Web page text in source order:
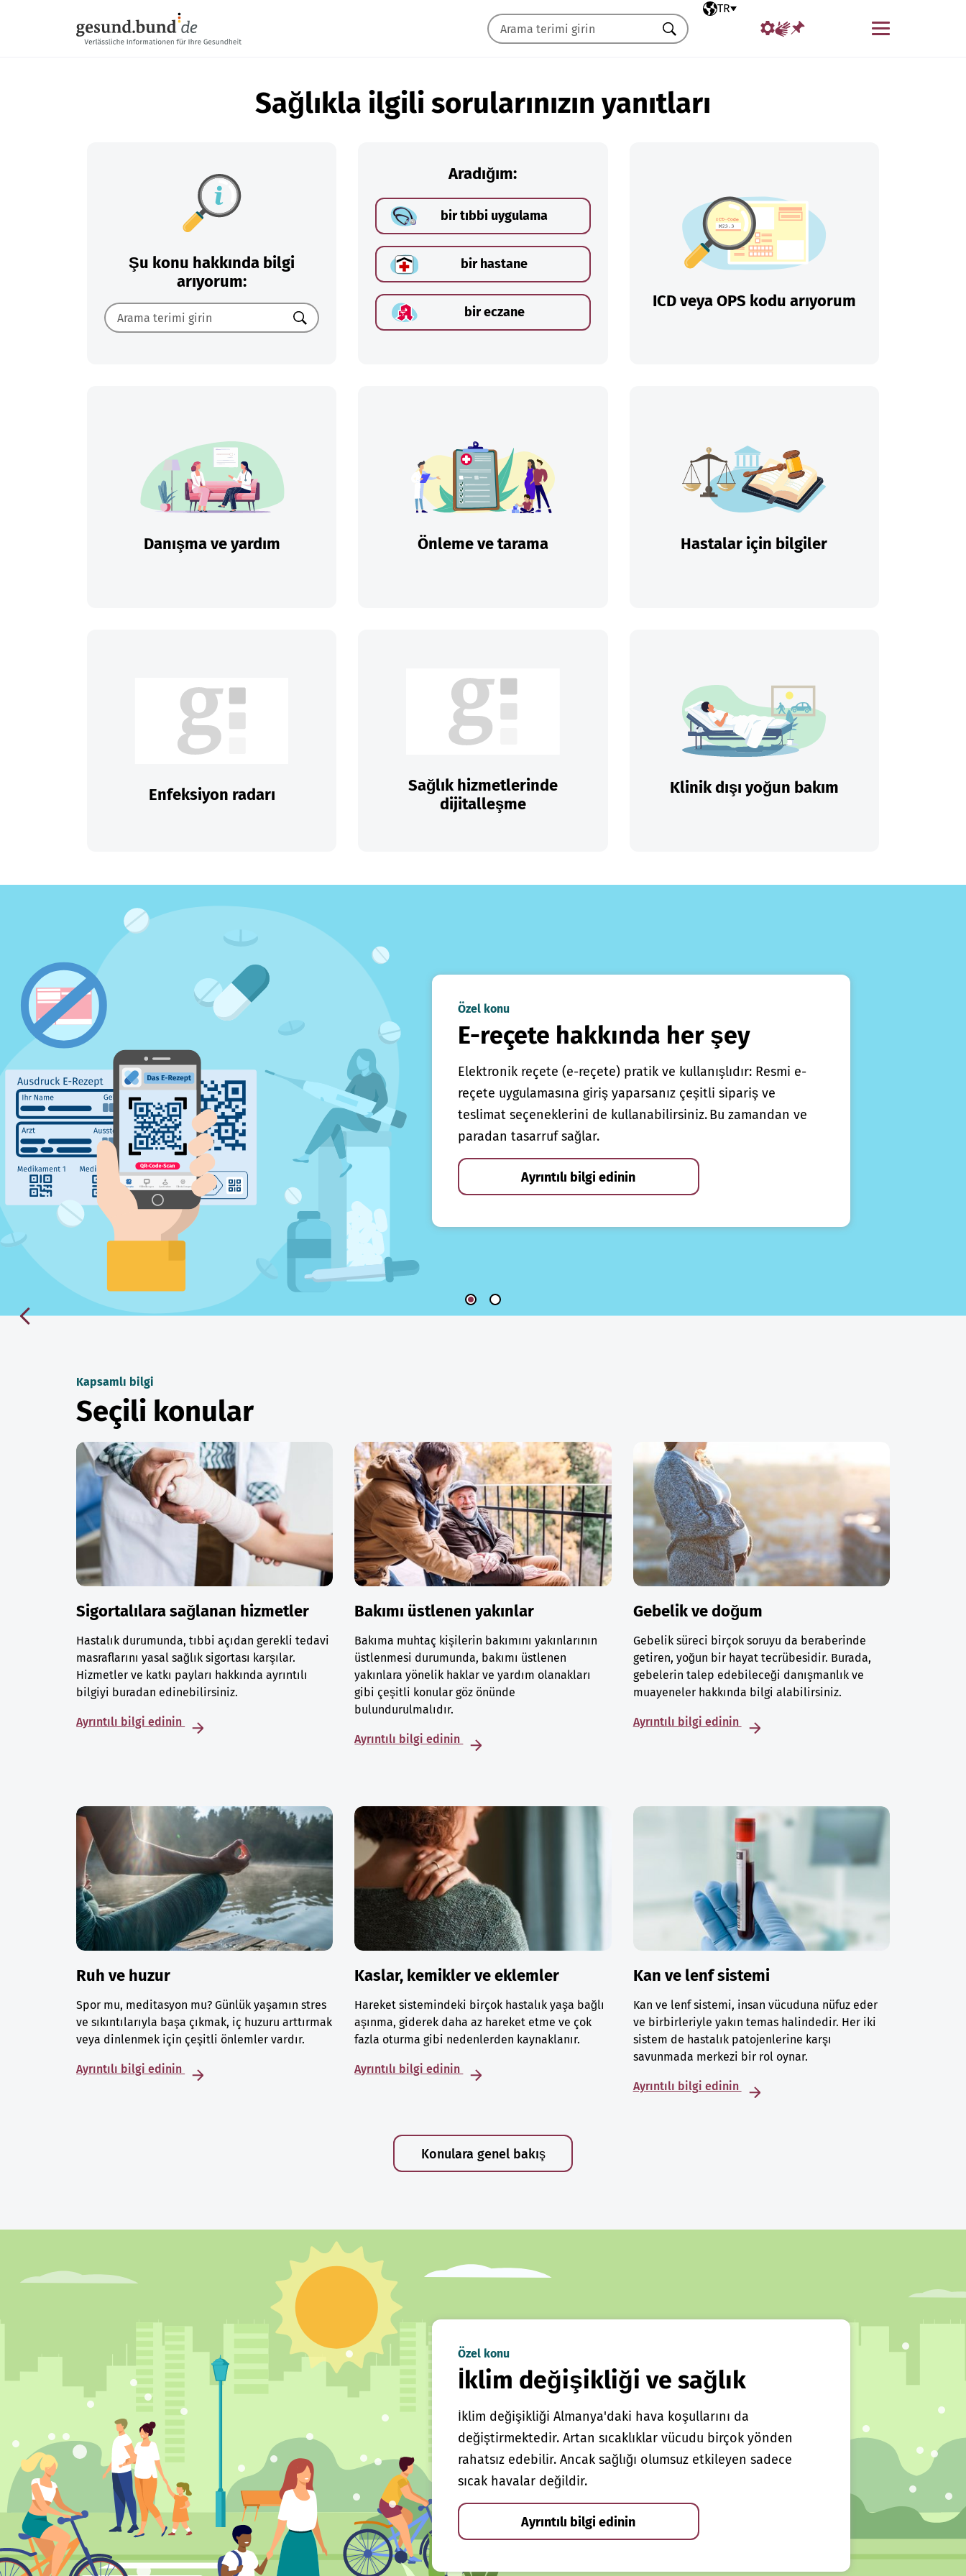
Seçili dil
TR
Menü
Ara
Sağlıkla ilgili sorularınızın yanıtları
Şu konu hakkında bilgi
arıyorum:
Ara
Aradığım:
bir tıbbi uygulama
bir hastane
bir eczane
ICD veya OPS kodu arıyorum
Danışma ve yardım Önleme ve tarama Hastalar için bilgiler
Enfeksiyon radarı
Sağlık hizmetlerinde
dijitalleşme
Klinik dışı yoğun bakım
Özel konu
E-reçete hakkında her şey
Elektronik reçete (e-reçete) pratik ve kullanışlıdır: Resmi e-
reçete uygulamasına giriş yaparsanız çeşitli sipariş ve
teslimat seçeneklerini de kullanabilirsiniz. Bu zamandan ve
paradan tasarruf sağlar.
Ayrıntılı bilgi edinin
Kapsamlı bilgi
Seçili konular
Sigortalılara sağlanan hizmetler
Hastalık durumunda, tıbbi açıdan gerekli tedavi
masraflarını yasal sağlık sigortası karşılar.
Hizmetler ve katkı payları hakkında ayrıntılı
bilgiyi buradan edinebilirsiniz.
Ayrıntılı bilgi edinin
Bakımı üstlenen yakınlar
Bakıma muhtaç kişilerin bakımını yakınlarının
üstlenmesi durumunda, bakımı üstlenen
yakınlara yönelik haklar ve yardım olanakları
gibi çeşitli konular göz önünde
bulundurulmalıdır.
Ayrıntılı bilgi edinin
Gebelik ve doğum
Gebelik süreci birçok soruyu da beraberinde
getiren, yoğun bir hayat tecrübesidir. Burada,
gebelerin talep edebileceği danışmanlık ve
muayeneler hakkında bilgi alabilirsiniz.
Ayrıntılı bilgi edinin
Ruh ve huzur
Spor mu, meditasyon mu? Günlük yaşamın stres
ve sıkıntılarıyla başa çıkmak, iç huzuru arttırmak
veya dinlenmek için çeşitli önlemler vardır.
Ayrıntılı bilgi edinin
Kaslar, kemikler ve eklemler
Hareket sistemindeki birçok hastalık yaşa bağlı
aşınma, giderek daha az hareket etme ve çok
fazla oturma gibi nedenlerden kaynaklanır.
Ayrıntılı bilgi edinin
Kan ve lenf sistemi
Kan ve lenf sistemi, insan vücuduna nüfuz eder
ve birbirleriyle yakın temas halindedir. Her iki
sistem de hastalık patojenlerine karşı
savunmada merkezi bir rol oynar.
Ayrıntılı bilgi edinin
Konulara genel bakış
Özel konu
İklim değişikliği ve sağlık
İklim değişikliği Almanya'daki hava koşullarını da
değiştirmektedir. Artan sıcaklıklar vücudu birçok yönden
rahatsız edebilir. Ancak sağlığı olumsuz etkileyen sadece
sıcak havalar değildir.
Ayrıntılı bilgi edinin